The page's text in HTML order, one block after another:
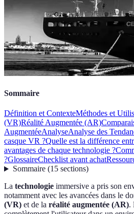
Sommaire
Définition et ContexteMéthodes et
(VR)Réalité Augmentée (AR)
AugmentéeAnalyseAnalyse des
casque VR ?Quelle est la différence
avantages de chaque technologie ?
?GlossaireChecklist avant achat
Sommaire(15 sections)
La technologie immersive a pris son
notamment avec les avancées dans le
(VR) et de la réalité augmentée (AR).